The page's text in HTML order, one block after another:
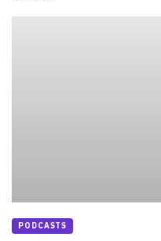
PODCASTS